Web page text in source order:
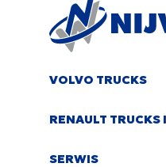
VOLVO TRUCKS
RENAULT TRUCKS
SERWIS